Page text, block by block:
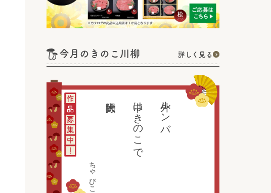
今月のきのこ川柳 詳しく見る
外ルンバ
中はきのこで
ちゃびこ